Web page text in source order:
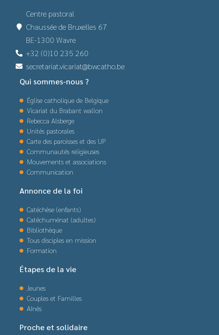
Centre pastoral
Chaussée de Bruxelles 67
BE-1300 Wavre
+32 (0)10 235 260
secretariat.vicariat@bwcatho.be
Qui sommes-nous ?
Église catholique de Belgique
Vicariat du Brabant wallon
Rebecca Alsberge
Unités pastorales
Carte des paroisses et des UP
Communautés religieuses
Mouvements et associations
Communication
Annonce de la foi
Catéchèse (enfants)
Catéchuménat (adultes)
Bibliothèque
Tous disciples en mission
Formation
Étapes de la vie
Jeunes
Couples et Familles
Aînés
Proche et solidaire